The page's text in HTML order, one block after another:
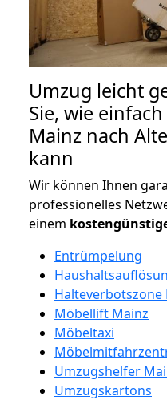
Umzug leicht
Sie, wie
Mainz nach
kann
Wir können Ihnen
professionelles
einem
Entrümpelung
Halteverbotszone
Möbellift Mainz
Möbeltaxi
Umzugshelfer
Umzugskartons